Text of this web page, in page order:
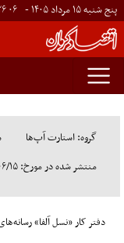
پنج شنبه ۱۵ مرداد ۱۴۰۵ - ۰۶
گروه: استارت آپ‌ها
منتشر شده در مورخ: ۱۴۰۴/۰۶/۱۵
دفتر کار «نسل آلفا»